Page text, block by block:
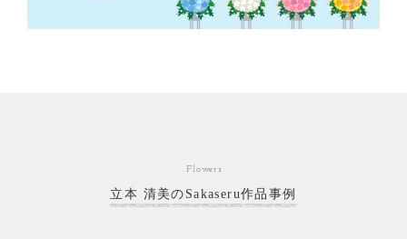
Flowers
立本 清美のSakaseru作品事例